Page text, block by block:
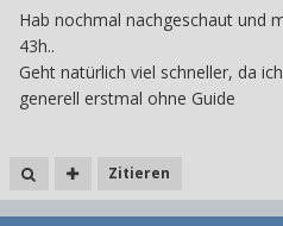
Hab nochmal nachgeschaut und
43h..
Geht natürlich viel schneller, da
generell erstmal ohne Guide
Zitieren